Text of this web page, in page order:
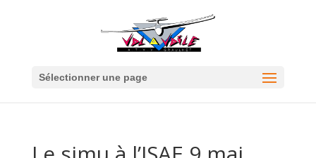
Sélectionner une page